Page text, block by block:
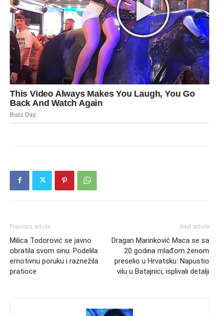
Previous article
Milica Todorović se javno
obratila svom sinu: Podelila
emotivnu poruku i raznežila
pratioce
Next article
Dragan Marinković Maca se sa
20 godina mlađom ženom
preselio u Hrvatsku: Napustio
vilu u Batajnici, isplivali detalji